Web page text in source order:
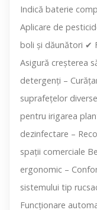
Indică baterie
Aplicare de
boli și dăunători ✔
Asigură creșterea
detergenți –
suprafețelor
pentru irigarea
dezinfectare –
spații comerciale
ergonomic –
sistemului tip
Funcționare